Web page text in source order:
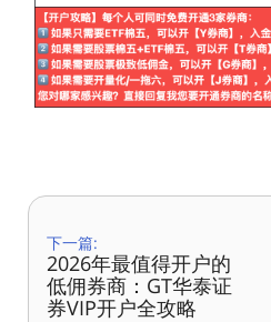
下一篇:
2026年最值得开户的
低佣券商：GT华泰证
券VIP开户全攻略